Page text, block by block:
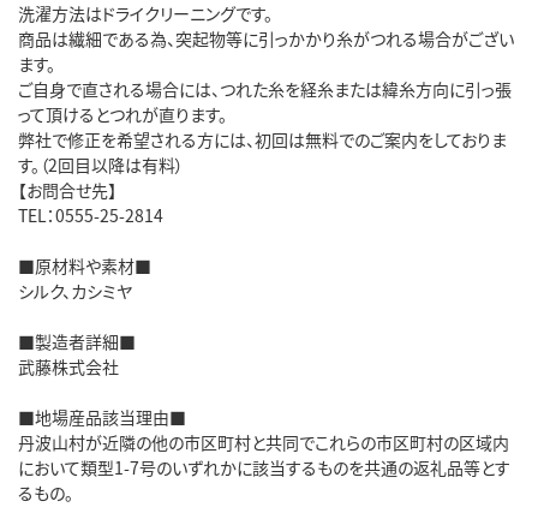
洗濯方法はドライクリーニングです。
商品は繊細である為、突起物等に引っかかり糸がつれる場合がござい
ます。
ご自身で直される場合には、つれた糸を経糸または緯糸方向に引っ張
って頂けるとつれが直ります。
弊社で修正を希望される方には、初回は無料でのご案内をしておりま
す。（2回目以降は有料）
【お問合せ先】
TEL：0555-25-2814
■原材料や素材■
シルク、カシミヤ
■製造者詳細■
武藤株式会社
■地場産品該当理由■
丹波山村が近隣の他の市区町村と共同でこれらの市区町村の区域内
において類型1-7号のいずれかに該当するものを共通の返礼品等とす
るもの。